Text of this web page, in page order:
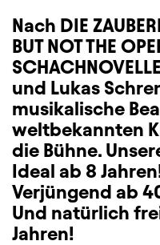
Nach DIE
BUT NOT THE
und Lukas
musikalische
weltbekannten
die Bühne.
Ideal ab 8
Verjüngend ab
Und natürlich
Jahren!